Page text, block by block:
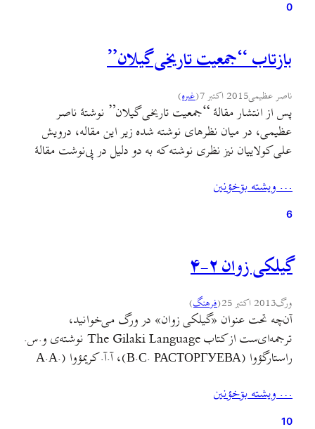
0
بازتاب “جمعیت تاریخی گیلان”
ناصر عظیمی2015 اکتبر 7 (غىره)
پس از انتشار مقالهٔ “جمعیت تاریخی گیلان” نوشتهٔ ناصر
عظیمی، در میان نظرهای نوشته شده زیر این مقاله، درویش
علی کولاییان نیز نظری نوشته که به دو دلیل در پی‌نوشت مقالهٔ
سال‌های اخیر مشغول پژوهش‌های ارزنده‌ای در تاریخ گیلان و
مازندران بوده و هستند و…
… ويشته بۊخؤنين
6
گیلکی زوان ۲-۴
ورگ2013 اکتبر 25 (فرهنگ)
آن‌چه تحت عنوان «گیلکی زوان» در ورگ می‌خوانید،
ترجمه‌ای‌ست از کتاب The Gilaki Language نوشته‌ی و.س.
راستارگؤوا (В.С. РАСТОРГУЕВА)، آ.آ. کریمؤوا (А.А.
… ويشته بۊخؤنين
10